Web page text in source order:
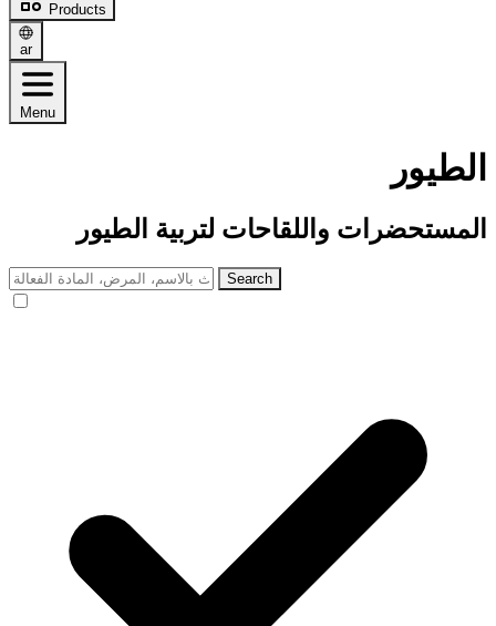
Products
ar
Menu
الطيور
المستحضرات واللقاحات لتربية الطيور
Search